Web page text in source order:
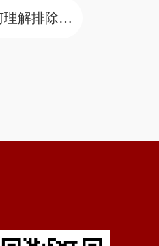
下一篇 ：论坛回顾｜林静：认罪认罚案件中如何理解排除合理怀疑